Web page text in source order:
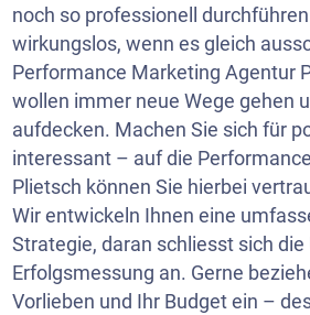
noch so professionell
wirkungslos, wenn es gleich
Performance Marketing Agentur
wollen immer neue Wege gehen
aufdecken. Machen Sie sich für
interessant – auf die
Plietsch können Sie hierbei
Wir entwickeln Ihnen eine
Strategie, daran schliesst sich
Erfolgsmessung an. Gerne
Vorlieben und Ihr Budget ein –